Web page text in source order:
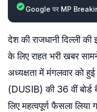
Google पर MP
देश की राजधानी दिल्ली की
के लिए राहत भरी खबर
अध्यक्षता में मंगलवार को
(DUSIB) की 36 वीं बोर्ड
लिए महत्वपूर्ण फैसला